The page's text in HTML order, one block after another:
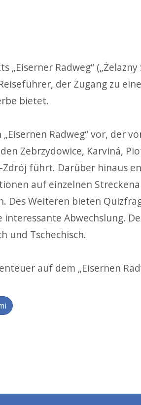
„Eiserner Radweg“ („Żelazny
der Zugang zu
bietet.
„Eisernen Radweg“ vor, der
Zebrzydowice, Karviná,
Zdrój führt. Darüber hinaus
auf einzelnen
Des Weiteren bieten
Abwechslung.
und Tschechisch.
auf dem „Eisernen